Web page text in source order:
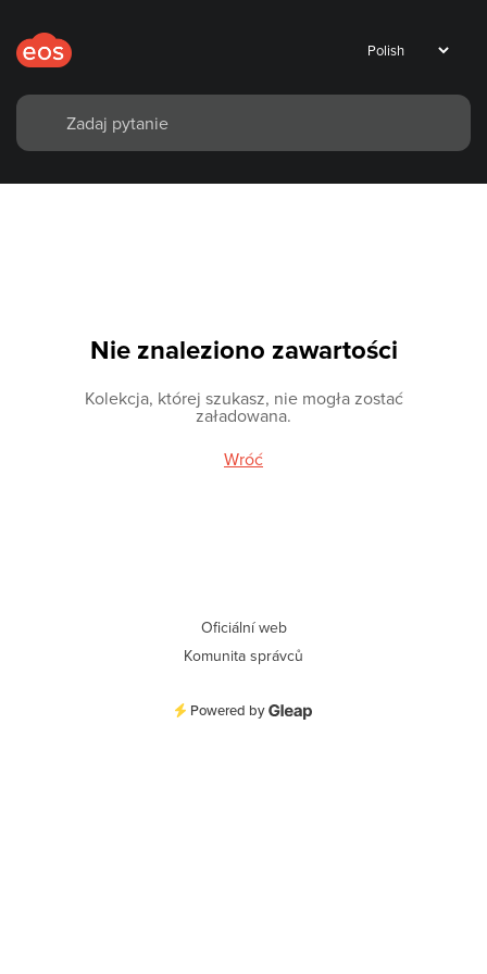
Nie znaleziono zawartości
Kolekcja, której szukasz, nie mogła zostać
załadowana.
Wróć
Oficiální web
Komunita správců
Powered by